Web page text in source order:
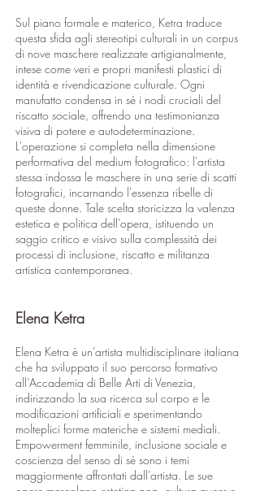
Sul piano formale e materico, Ketra traduce
questa sfida agli stereotipi culturali in un corpus
di nove maschere realizzate artigianalmente,
intese come veri e propri manifesti plastici di
identità e rivendicazione culturale. Ogni
manufatto condensa in sé i nodi cruciali del
riscatto sociale, offrendo una testimonianza
visiva di potere e autodeterminazione.
L'operazione si completa nella dimensione
performativa del medium fotografico: l'artista
stessa indossa le maschere in una serie di scatti
fotografici, incarnando l'essenza ribelle di
queste donne. Tale scelta storicizza la valenza
estetica e politica dell'opera, istituendo un
saggio critico e visivo sulla complessità dei
processi di inclusione, riscatto e militanza
artistica contemporanea.
Elena Ketra
Elena Ketra è un’artista multidisciplinare italiana
che ha sviluppato il suo percorso formativo
all’Accademia di Belle Arti di Venezia,
indirizzando la sua ricerca sul corpo e le
modificazioni artificiali e sperimentando
molteplici forme materiche e sistemi mediali.
Empowerment femminile, inclusione sociale e
coscienza del senso di sé sono i temi
maggiormente affrontati dall’artista. Le sue